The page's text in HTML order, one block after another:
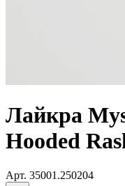
Лайкра
Hooded
Арт. 35001.250204